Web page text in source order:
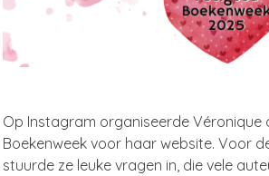
Op Instagram organiseerde Véronique
Boekenweek voor haar website. Voor
stuurde ze leuke vragen in, die vele